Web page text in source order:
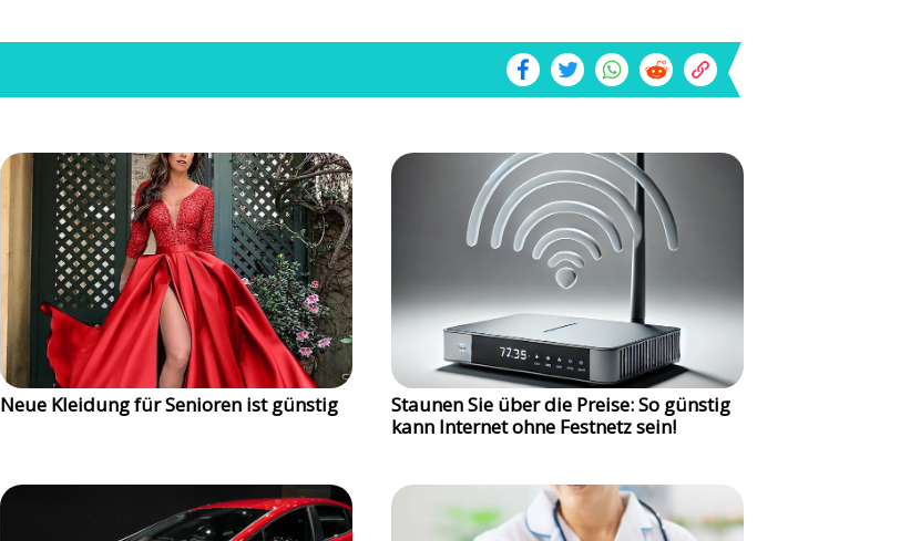
Neue Kleidung für Senioren ist günstig
Staunen Sie über die Preise: So günstig
kann Internet ohne Festnetz sein!